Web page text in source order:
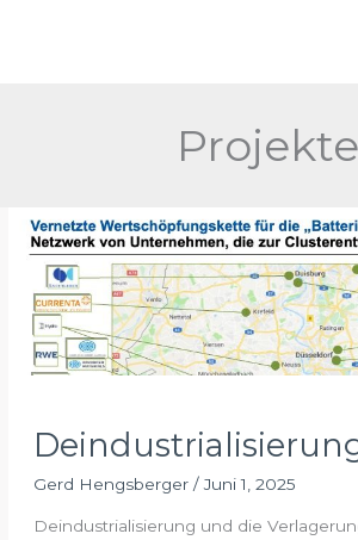
Projekte
Gerd Hengsberger /Juni 1, 2025
Deindustrialisierung und die